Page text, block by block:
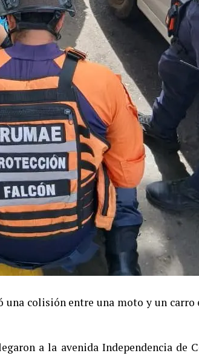
una colisión entre una moto y un carro
a la avenida Independencia de